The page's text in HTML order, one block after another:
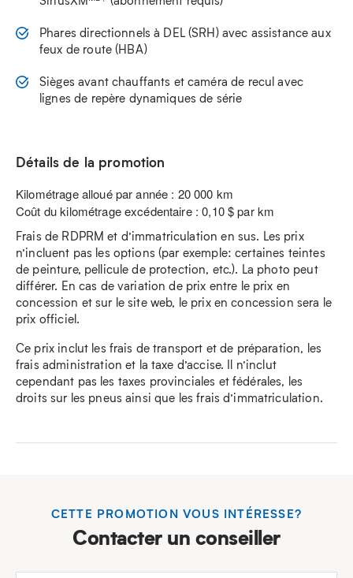
Phares directionnels à DEL (SRH) avec assistance aux
feux de route (HBA)
Sièges avant chauffants et caméra de recul avec
lignes de repère dynamiques de série
Détails de la promotion
Kilométrage alloué par année : 20 000 km
Coût du kilométrage excédentaire : 0,10 $ par km
Frais de RDPRM et d’immatriculation en sus. Les prix
n’incluent pas les options (par exemple: certaines teintes
de peinture, pellicule de protection, etc.). La photo peut
différer. En cas de variation de prix entre le prix en
concession et sur le site web, le prix en concession sera le
prix officiel.
Ce prix inclut les frais de transport et de préparation, les
frais administration et la taxe d’accise. Il n’inclut
cependant pas les taxes provinciales et fédérales, les
droits sur les pneus ainsi que les frais d’immatriculation.
CETTE PROMOTION VOUS INTÉRESSE?
Contacter un conseiller